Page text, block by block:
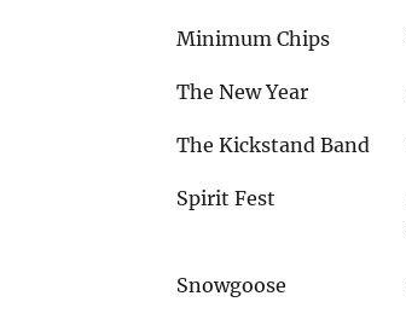
Minimum Chips
The New Year
The Kickstand Band
Spirit Fest
Snowgoose